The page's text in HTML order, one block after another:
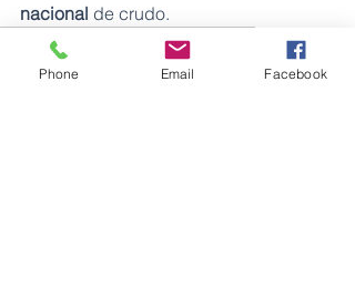
nacional de crudo.
breaking business
petróleo ecuador
OrellanaCoca Payamino
perforación
Phone Email Facebook